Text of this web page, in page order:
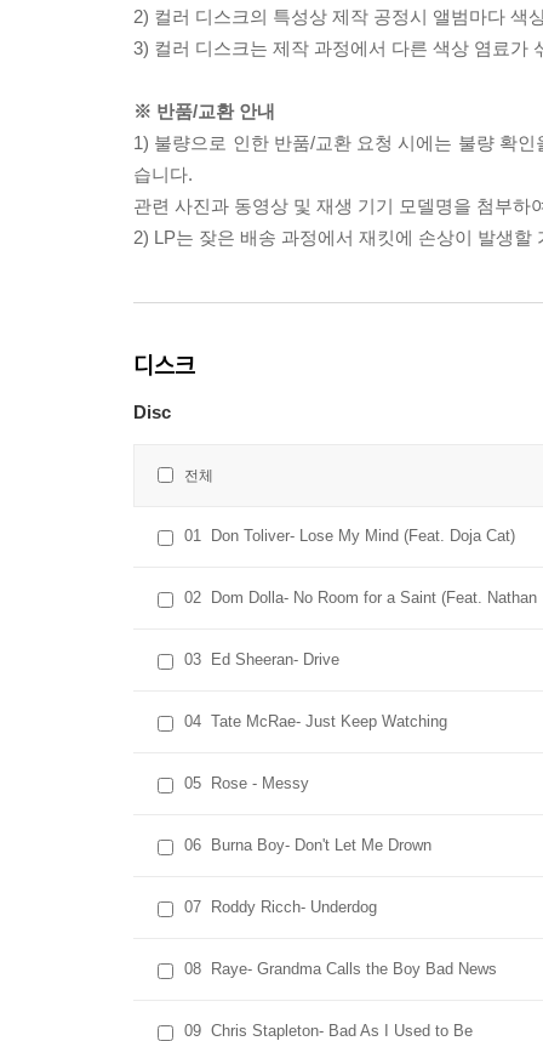
2) 컬러 디스크의 특성상 제작 공정시 앨범마다 색
3) 컬러 디스크는 제작 과정에서 다른 색상 염료가
※ 반품/교환 안내
1) 불량으로 인한 반품/교환 요청 시에는 불량 확
습니다.
관련 사진과 동영상 및 재생 기기 모델명을 첨부하
2) LP는 잦은 배송 과정에서 재킷에 손상이 발생
디스크
Disc
전체
01 Don Toliver- Lose My Mind (Feat. Doja Cat)
02 Dom Dolla- No Room for a Saint (Feat. Nathan
03 Ed Sheeran- Drive
04 Tate McRae- Just Keep Watching
05 Rose - Messy
06 Burna Boy- Don't Let Me Drown
07 Roddy Ricch- Underdog
08 Raye- Grandma Calls the Boy Bad News
09 Chris Stapleton- Bad As I Used to Be